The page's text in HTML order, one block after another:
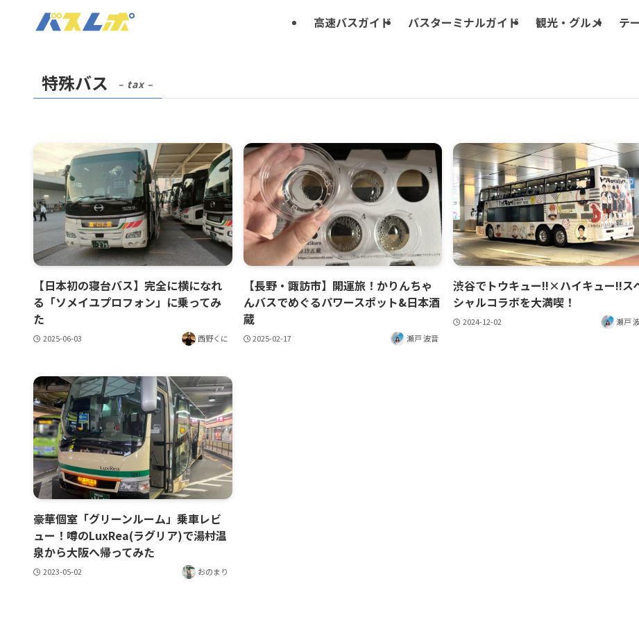
高速バスガイド バスターミナルガイド 観光・グルメ テ
特殊バス – tax –
【日本初の寝台バス】完全に横になれ
る「ソメイユプロフォン」に乗ってみ
た
2025-06-03 西野くに
【長野・諏訪市】開運旅！かりんちゃ
んバスでめぐるパワースポット&日本酒
蔵
2025-02-17 瀬戸 波音
渋谷でトウキュー!!×ハイキュー!!ス
シャルコラボを大満喫！
2024-12-02 瀬戸
豪華個室「グリーンルーム」乗車レビ
ュー！噂のLuxRea(ラグリア)で湯村温
泉から大阪へ帰ってみた
2023-05-02 おのまり